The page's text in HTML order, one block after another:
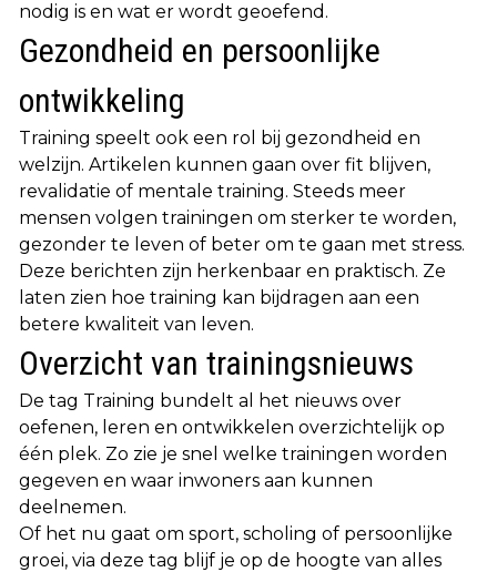
nodig is en wat er wordt geoefend.
Gezondheid en persoonlijke
ontwikkeling
Training speelt ook een rol bij gezondheid en
welzijn. Artikelen kunnen gaan over fit blijven,
revalidatie of mentale training. Steeds meer
mensen volgen trainingen om sterker te worden,
gezonder te leven of beter om te gaan met stress.
Deze berichten zijn herkenbaar en praktisch. Ze
laten zien hoe training kan bijdragen aan een
betere kwaliteit van leven.
Overzicht van trainingsnieuws
De tag Training bundelt al het nieuws over
oefenen, leren en ontwikkelen overzichtelijk op
één plek. Zo zie je snel welke trainingen worden
gegeven en waar inwoners aan kunnen
deelnemen.
Of het nu gaat om sport, scholing of persoonlijke
groei, via deze tag blijf je op de hoogte van alles